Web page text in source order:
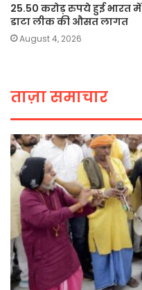
25.50 करोड़ रुपये हुई भारत में
डाटा लीक की औसत लागत
August 4, 2026
ताज़ा समाचार